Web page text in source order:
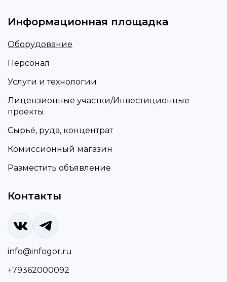
Информационная площадка
Оборудование
Персонал
Услуги и технологии
Лицензионные участки/Инвестиционные
проекты
Сырьё, руда, концентрат
Комиссионный магазин
Разместить объявление
Контакты
info@infogor.ru
+79362000092